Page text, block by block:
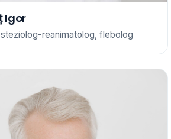
Igor
reanimatolog, flebolog